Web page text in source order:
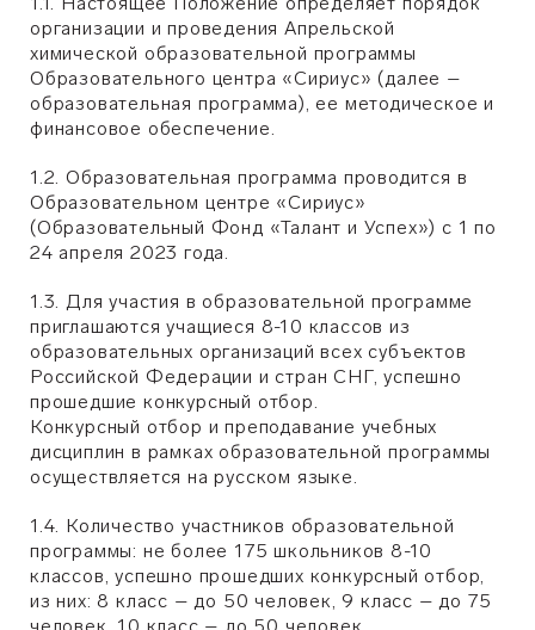
организации и проведения Апрельской
химической образовательной программы
Образовательного центра «Сириус» (далее –
образовательная программа), ее методическое и
финансовое обеспечение.
1.2. Образовательная программа проводится в
Образовательном центре «Сириус»
(Образовательный Фонд «Талант и Успех») с 1 по
24 апреля 2023 года.
1.3. Для участия в образовательной программе
приглашаются учащиеся 8-10 классов из
образовательных организаций всех субъектов
Российской Федерации и стран СНГ, успешно
прошедшие конкурсный отбор.
Конкурсный отбор и преподавание учебных
дисциплин в рамках образовательной программы
осуществляется на русском языке.
1.4. Количество участников образовательной
программы: не более 175 школьников 8-10
классов, успешно прошедших конкурсный отбор,
из них: 8 класс – до 50 человек, 9 класс – до 75